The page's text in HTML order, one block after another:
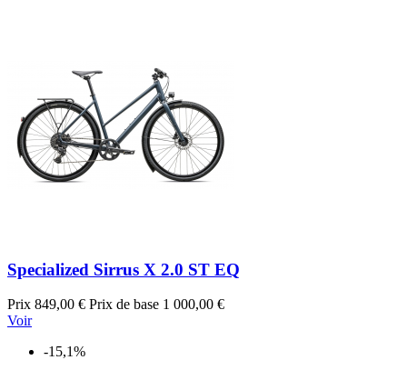
Specialized Sirrus X 2.0 ST EQ
Prix 849,00 € Prix de base 1 000,00 €
Voir
-15,1%